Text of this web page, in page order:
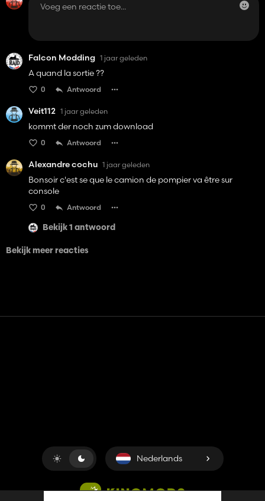
Falcon Modding 1 jaar geleden
A quand la sortie ??
0 Antwoord
Veit112 1 jaar geleden
kommt der noch zum download
0 Antwoord
Alexandre cochu 1 jaar geleden
Bonsoir c'est se que le camion de pompier va être sur
console
0 Antwoord
Bekijk 1 antwoord
Bekijk meer reacties
Nederlands